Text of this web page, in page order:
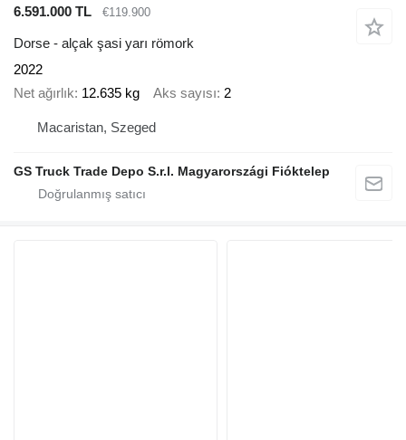
6.591.000 TL
€119.900
Dorse - alçak şasi yarı römork
2022
Net ağırlık 12.635 kg Aks sayısı 2
Macaristan, Szeged
GS Truck Trade Depo S.r.l. Magyarországi Fióktelep